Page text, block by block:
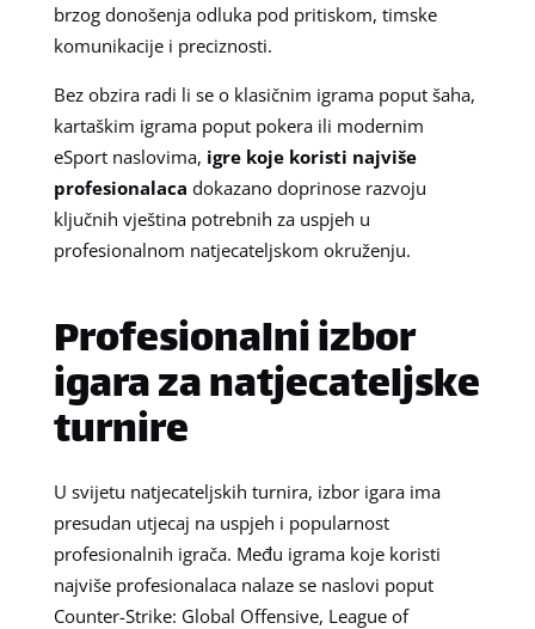
brzog donošenja odluka pod pritiskom, timske
komunikacije i preciznosti.
Bez obzira radi li se o klasičnim igrama poput šaha,
kartaškim igrama poput pokera ili modernim
eSport naslovima, igre koje koristi najviše
profesionalaca dokazano doprinose razvoju
ključnih vještina potrebnih za uspjeh u
profesionalnom natjecateljskom okruženju.
Profesionalni izbor
igara za natjecateljske
turnire
U svijetu natjecateljskih turnira, izbor igara ima
presudan utjecaj na uspjeh i popularnost
profesionalnih igrača. Među igrama koje koristi
najviše profesionalaca nalaze se naslovi poput
Counter-Strike: Global Offensive, League of